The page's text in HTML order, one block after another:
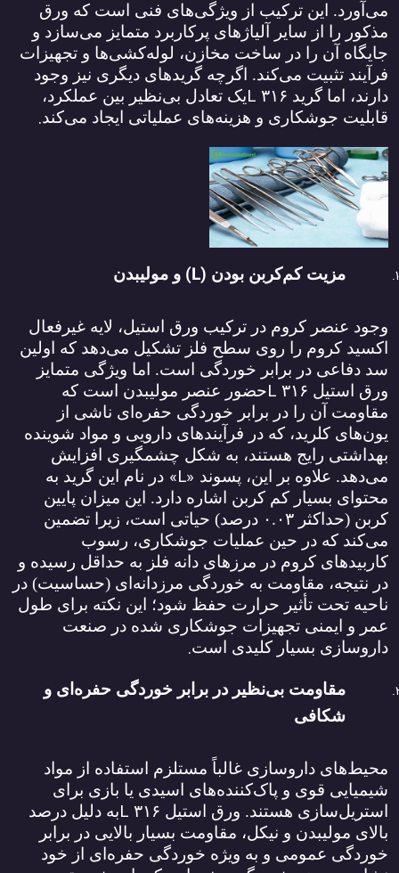
می‌آورد. این ترکیب از ویژگی‌های فنی است که ورق
مذکور را از سایر آلیاژهای پرکاربرد متمایز می‌سازد و
جایگاه آن را در ساخت مخازن، لوله‌کشی‌ها و تجهیزات
فرآیند تثبیت می‌کند. اگرچه گریدهای دیگری نیز وجود
دارند، اما گرید ۳۱۶ Lیک تعادل بی‌نظیر بین عملکرد،
قابلیت جوشکاری و هزینه‌های عملیاتی ایجاد می‌کند.
مزیت کم‌کربن بودن (L) و مولیبدن
وجود عنصر کروم در ترکیب ورق استیل، لایه غیرفعال
اکسید کروم را روی سطح فلز تشکیل می‌دهد که اولین
سد دفاعی در برابر خوردگی است. اما ویژگی متمایز
ورق استیل ۳۱۶ Lحضور عنصر مولیبدن است که
مقاومت آن را در برابر خوردگی حفره‌ای ناشی از
یون‌های کلرید، که در فرآیندهای دارویی و مواد شوینده
بهداشتی رایج هستند، به شکل چشمگیری افزایش
می‌دهد. علاوه بر این، پسوند «L» در نام این گرید به
محتوای بسیار کم کربن اشاره دارد. این میزان پایین
کربن (حداکثر ۰.۰۳ درصد) حیاتی است، زیرا تضمین
می‌کند که در حین عملیات جوشکاری، رسوب
کاربیدهای کروم در مرزهای دانه فلز به حداقل رسیده و
در نتیجه، مقاومت به خوردگی مرزدانه‌ای (حساسیت) در
ناحیه تحت تأثیر حرارت حفظ شود؛ این نکته برای طول
عمر و ایمنی تجهیزات جوشکاری شده در صنعت
داروسازی بسیار کلیدی است.
مقاومت بی‌نظیر در برابر خوردگی حفره‌ای و
شکافی
محیط‌های داروسازی غالباً مستلزم استفاده از مواد
شیمیایی قوی و پاک‌کننده‌های اسیدی یا بازی برای
استریل‌سازی هستند. ورق استیل ۳۱۶ Lبه دلیل درصد
بالای مولیبدن و نیکل، مقاومت بسیار بالایی در برابر
خوردگی عمومی و به ویژه خوردگی حفره‌ای از خود